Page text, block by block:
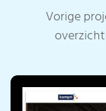
Vorige